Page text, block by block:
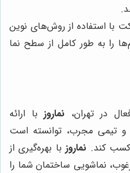
با استفاده از روش‌های نوین
را به طور کامل از سطح نما
در تهران، نماروزبا ارائه
تیمی مجرب، توانسته است
کسب کند. نماروزبا بهره‌گیری از
نماشویی ساختمان شما را